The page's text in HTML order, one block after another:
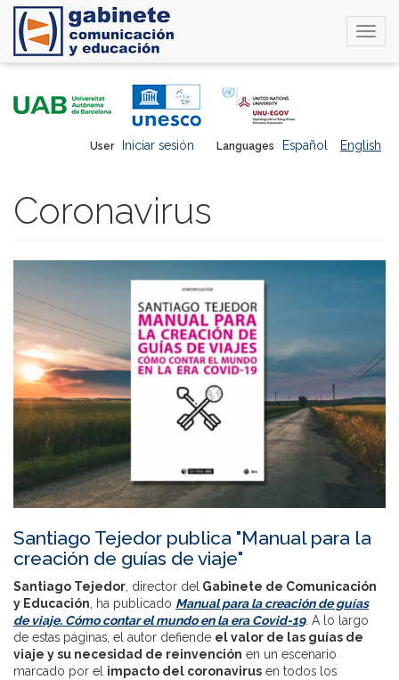
Languages Español English
User Iniciar sesión
Coronavirus
Santiago Tejedor publica "Manual para la
creación de guías de viaje"
Santiago Tejedor, director del Gabinete de Comunicación
y Educación, ha publicado Manual para la creación de guías
de viaje. Cómo contar el mundo en la era Covid-19. A lo largo
de estas páginas, el autor defiende el valor de las guías de
viaje y su necesidad de reinvención en un escenario
marcado por el impacto del coronavirus en todos los